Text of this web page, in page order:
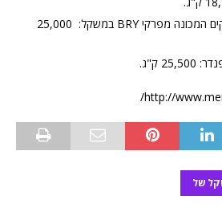
אוטובוס עירוני עם 2 חלקים המכונה מפרקי BRY במשקל: 25,000
ק"ג.
של